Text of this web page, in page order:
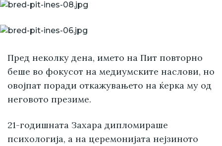
Пред неколку дена, името на Пит повторно
беше во фокусот на медиумските наслови, но
овојпат поради откажувањето на ќерка му од
неговото презиме.
21-годишната Захара дипломираше
психологија, а на церемонијата нејзиното